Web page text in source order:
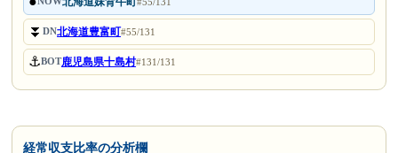
⏬DN北海道豊富町#55/131
⚓BOT鹿児島県十島村#131/131
経常収支比率の分析欄